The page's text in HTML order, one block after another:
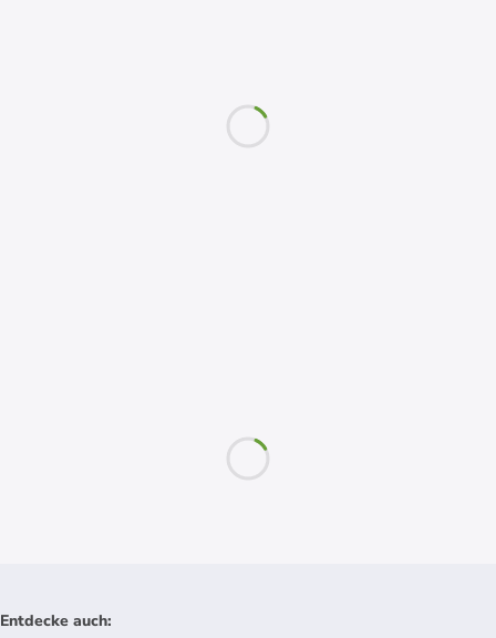
Entdecke auch: